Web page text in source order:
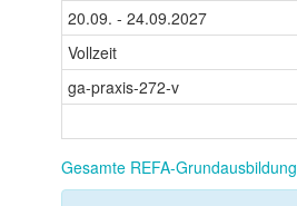
20.09. - 24.09.2027
Vollzeit
ga-praxis-272-v
Gesamte REFA-Grundausbildung